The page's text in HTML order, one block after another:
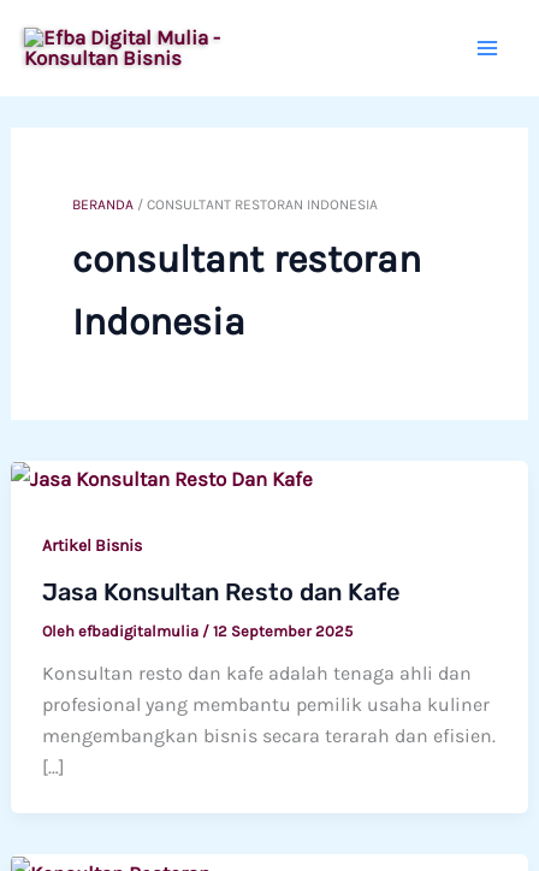
ke
BERANDA /CONSULTANT RESTORAN INDONESIA
consultant restoran
Indonesia
Artikel Bisnis
Jasa Konsultan Resto dan Kafe
Oleh efbadigitalmulia / 12 September 2025
Konsultan resto dan kafe adalah tenaga ahli dan
profesional yang membantu pemilik usaha kuliner
mengembangkan bisnis secara terarah dan efisien.
[…]